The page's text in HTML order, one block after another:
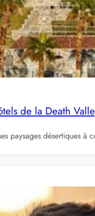
de la Death
paysages désertiques